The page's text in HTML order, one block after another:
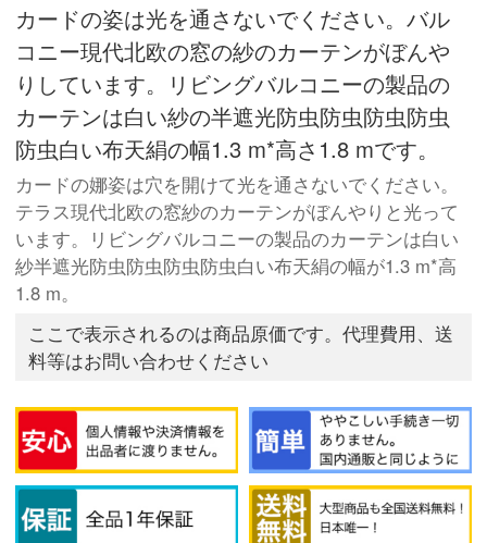
カードの姿は光を通さないでください。バル
コニー現代北欧の窓の紗のカーテンがぼんや
りしています。リビングバルコニーの製品の
カーテンは白い紗の半遮光防虫防虫防虫防虫
防虫白い布天絹の幅1.3 m*高さ1.8 mです。
カードの娜姿は穴を開けて光を通さないでください。
テラス現代北欧の窓紗のカーテンがぼんやりと光って
います。リビングバルコニーの製品のカーテンは白い
紗半遮光防虫防虫防虫防虫白い布天絹の幅が1.3 m*高
1.8 m。
ここで表示されるのは商品原価です。代理費用、送
料等はお問い合わせください